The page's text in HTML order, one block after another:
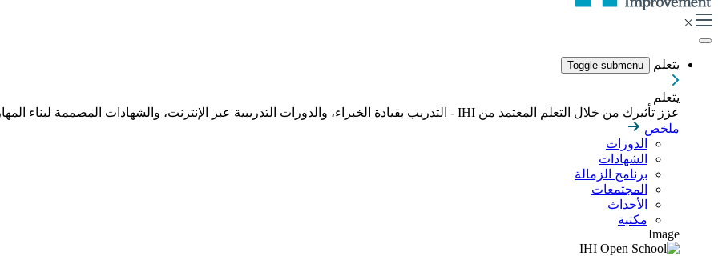
يتعلم Toggle submenu
يتعلم
عزز تأثيرك من خلال التعلم المعتمد من IHI - التدريب بقيادة الخبراء، والدورات التدريبية عبر الإنترنت، والشهادات المصممة لبناء المهارات اللازمة لقيادة تحسين الرعاية الصحية بشكل هادف.
ملخص
الدورات
الشهادات
برنامج الزمالة
المجتمعات
الأحداث
مكتبة
Image